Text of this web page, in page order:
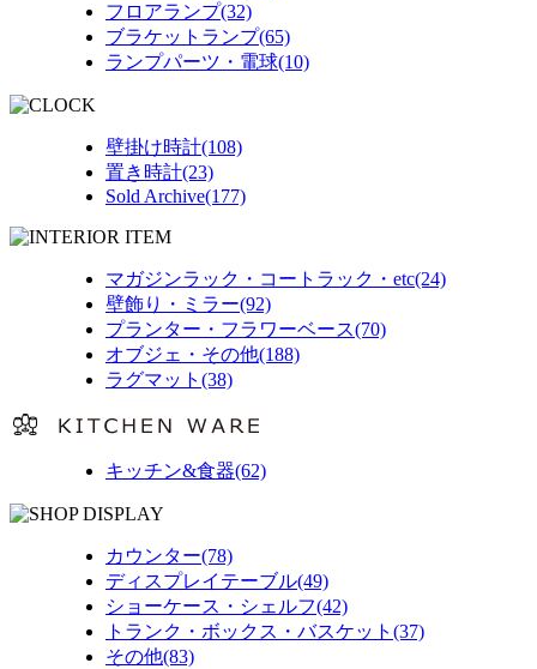
フロアランプ(32)
ブラケットランプ(65)
ランプパーツ・電球(10)
壁掛け時計(108)
置き時計(23)
Sold Archive(177)
マガジンラック・コートラック・etc(24)
壁飾り・ミラー(92)
プランター・フラワーベース(70)
オブジェ・その他(188)
ラグマット(38)
キッチン&食器(62)
カウンター(78)
ディスプレイテーブル(49)
ショーケース・シェルフ(42)
トランク・ボックス・バスケット(37)
その他(83)